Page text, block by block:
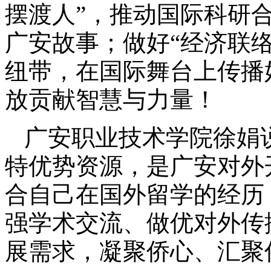
摆渡人”，推动国际科研
广安故事；做好“经济联
纽带，在国际舞台上传
放贡献智慧与力量！
广安职业技术学院徐
特优势资源，是广安对
合自己在国外留学的经
强学术交流、做优对外
展需求，凝聚侨心、汇